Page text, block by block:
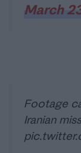
March
Footage
Iranian